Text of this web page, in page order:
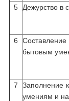
5 Дежурство в
6
бытовым
7
Заполнение
умениям и